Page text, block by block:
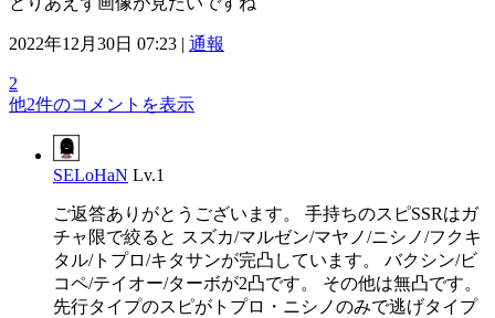
2022年12月30日 07:23 | 通報
2
他2件のコメントを表示
SELoHaN Lv.1
ご返答ありがとうございます。 手持ちのスピSSRはガ
チャ限で絞ると スズカ/マルゼン/マヤノ/ニシノ/フクキ
タル/トプロ/キタサンが完凸しています。 バクシン/ビ
コペ/テイオー/ターボが2凸です。 その他は無凸です。
先行タイプのスピがトプロ・ニシノのみで逃げタイプ